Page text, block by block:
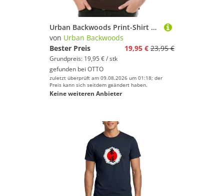
Urban Backwoods Print-Shirt Kung Fu Walking Silhouette Herren T-Shirt Martial Bruce Arts Sport (1-tlg) Karate Lee Kampfsport Turnier
von Urban Backwoods
Bester Preis
19,95 € 23,95 €
Grundpreis: 19,95 € / stk
gefunden bei OTTO
zuletzt überprüft am 09.08.2026 um 01:18; der
Preis kann sich seitdem geändert haben.
Keine weiteren Anbieter